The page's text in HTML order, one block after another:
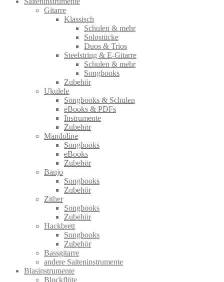
Gitarre
Klassisch
Schulen & mehr
Solostücke
Duos & Trios
Steelstring & E-Gitarre
Schulen & mehr
Songbooks
Zubehör
Ukulele
Songbooks & Schulen
eBooks & PDFs
Instrumente
Zubehör
Mandoline
Songbooks
eBooks
Zubehör
Banjo
Songbooks
Zubehör
Zither
Songbooks
Zubehör
Hackbrett
Songbooks
Zubehör
Bassgitarre
andere Saiteninstrumente
Blasinstrumente
Blockflöte